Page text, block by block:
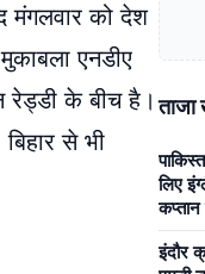
मंगलवार को देश
एनडीए
रेड्डी के बीच है।
से भी
लिए
इंदौर